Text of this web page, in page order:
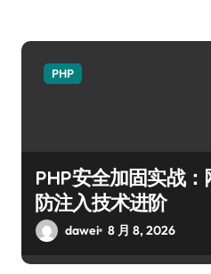
PHP
PHP安全加固实战
防注入技术进阶
dawei 8 月 8, 2026